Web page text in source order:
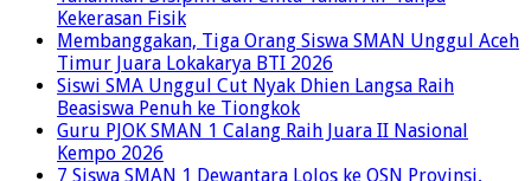
Kekerasan Fisik
Membanggakan, Tiga Orang Siswa SMAN Unggul Aceh
Timur Juara Lokakarya BTI 2026
Siswi SMA Unggul Cut Nyak Dhien Langsa Raih
Beasiswa Penuh ke Tiongkok
Guru PJOK SMAN 1 Calang Raih Juara II Nasional
Kempo 2026
7 Siswa SMAN 1 Dewantara Lolos ke OSN Provinsi,